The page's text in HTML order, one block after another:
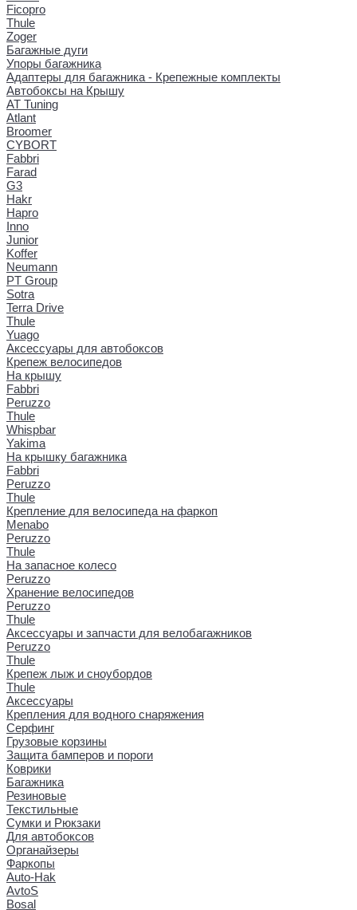
Ficopro
Thule
Zoger
Багажные дуги
Упоры багажника
Адаптеры для багажника - Крепежные комплекты
Автобоксы на Крышу
AT Tuning
Atlant
Broomer
CYBORT
Fabbri
Farad
G3
Hakr
Hapro
Inno
Junior
Koffer
Neumann
PT Group
Sotra
Terra Drive
Thule
Yuago
Аксессуары для автобоксов
Крепеж велосипедов
На крышу
Fabbri
Peruzzo
Thule
Whispbar
Yakima
На крышку багажника
Fabbri
Peruzzo
Thule
Крепление для велосипеда на фаркоп
Menabo
Peruzzo
Thule
На запасное колесо
Peruzzo
Хранение велосипедов
Peruzzo
Thule
Аксессуары и запчасти для велобагажников
Peruzzo
Thule
Крепеж лыж и сноубордов
Thule
Аксессуары
Крепления для водного снаряжения
Серфинг
Грузовые корзины
Защита бамперов и пороги
Коврики
Багажника
Резиновые
Текстильные
Сумки и Рюкзаки
Для автобоксов
Органайзеры
Фаркопы
Auto-Hak
AvtoS
Bosal